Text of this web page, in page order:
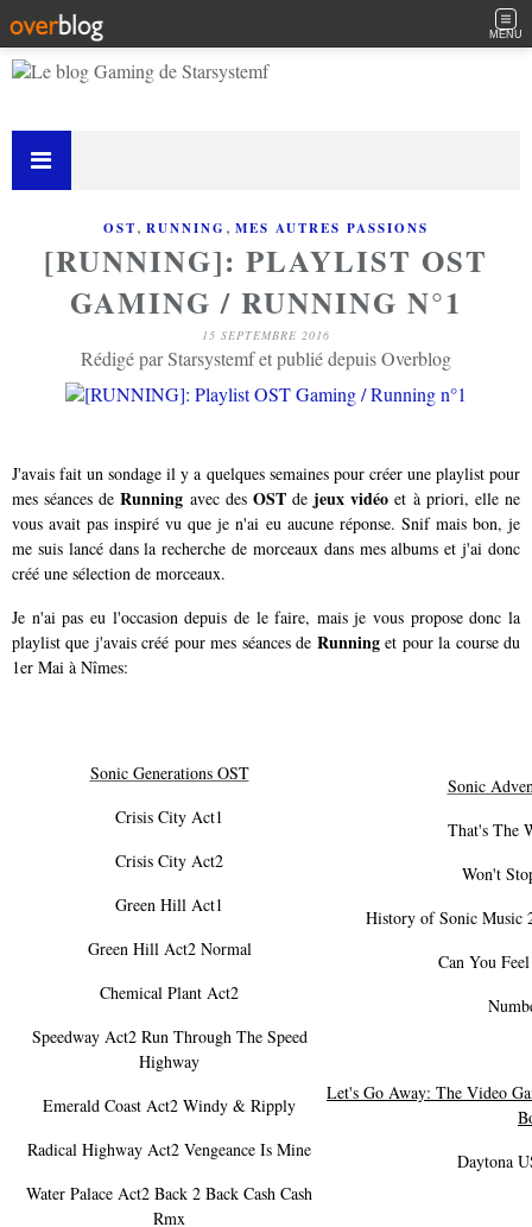
MENU
OST, RUNNING , MES AUTRES PASSIONS
[RUNNING]: PLAYLIST OST
GAMING / RUNNING N°1
15 SEPTEMBRE 2016
Rédigé par Starsystemf et publié depuis Overblog
J'avais fait un sondage il y a quelques semaines pour créer une playlist pour
mes séances deRunning avec des OSTde jeux vidéo et à priori, elle ne
vous avait pas inspiré vu que je n'ai eu aucune réponse. Snif mais bon, je
me suis lancé dans la recherche de morceaux dans mes albums et j'ai donc
créé une sélection de morceaux.
Je n'ai pas eu l'occasion depuis de le faire, mais je vous propose donc la
playlist que j'avais créé pour mes séances de Runninget pour la course du
1er Mai à Nîmes:
Sonic Generations OST
Crisis City Act1
Crisis City Act2
Green Hill Act1
Green Hill Act2 Normal
Chemical Plant Act2
Speedway Act2 Run Through The Speed
Highway
Emerald Coast Act2 Windy & Ripply
Radical Highway Act2 Vengeance Is Mine
Water Palace Act2 Back 2 Back Cash Cash
Rmx
Sonic
That's The
Won't
History of Sonic Music
Can You
Let's Go Away: The Video
Daytona